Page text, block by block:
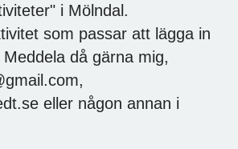
i Mölndal.
som passar att lägga in
då gärna mig,
eller någon annan i